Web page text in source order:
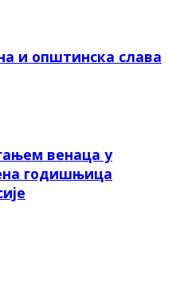
и општинска слава
венаца у
годишњица